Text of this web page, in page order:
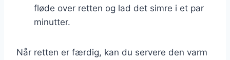
fløde over retten og lad det simre i et par
minutter.
Når retten er færdig, kan du servere den varm